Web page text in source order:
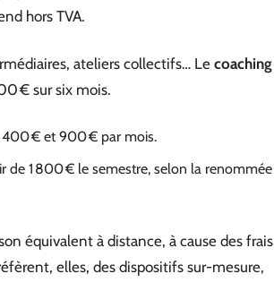
hors TVA.
ateliers collectifs… Le coaching
€ sur six mois.
400 € et 900 € par mois.
de 1 800 € le semestre, selon la renommée
équivalent à distance, à cause des frais
elles, des dispositifs sur-mesure,